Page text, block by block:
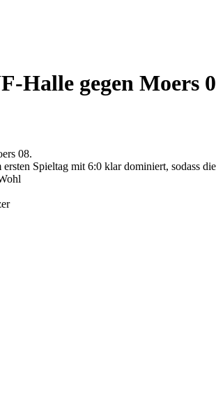
Halle gegen Moers
08.
Spieltag mit 6:0 klar dominiert, sodass